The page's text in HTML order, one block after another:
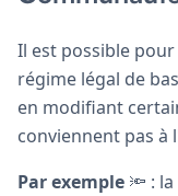
Il est possible
régime légal de
en modifiant
conviennent pas à
Par exemple 🔦 :